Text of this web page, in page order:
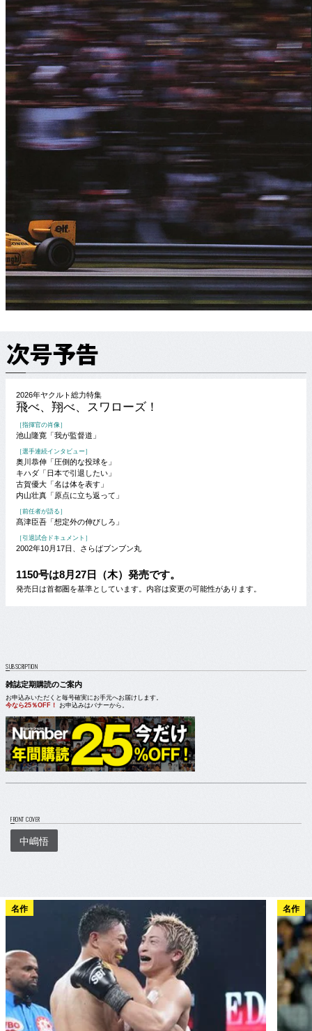
2026年ヤクルト総力特集
飛べ、翔べ、スワローズ！
［指揮官の肖像］
池山隆寛「我が監督道」
［選手連続インタビュー］
奥川恭伸「圧倒的な投球を」
キハダ「日本で引退したい」
古賀優大「名は体を表す」
内山壮真「原点に立ち返って」
［前任者が語る］
髙津臣吾「想定外の伸びしろ」
［引退試合ドキュメント］
2002年10月17日、さらばブンブン丸
1150号は8月27日（木）発売です。
発売日は首都圏を基準としています。内容は変更の可能性があります。
SUBSCRIPTION
雑誌定期購読のご案内
お申込みいただくと毎号確実にお手元へお届けします。
今なら25％OFF！
お申込みはバナーから。
FRONT COVER
中嶋悟
名作 名作